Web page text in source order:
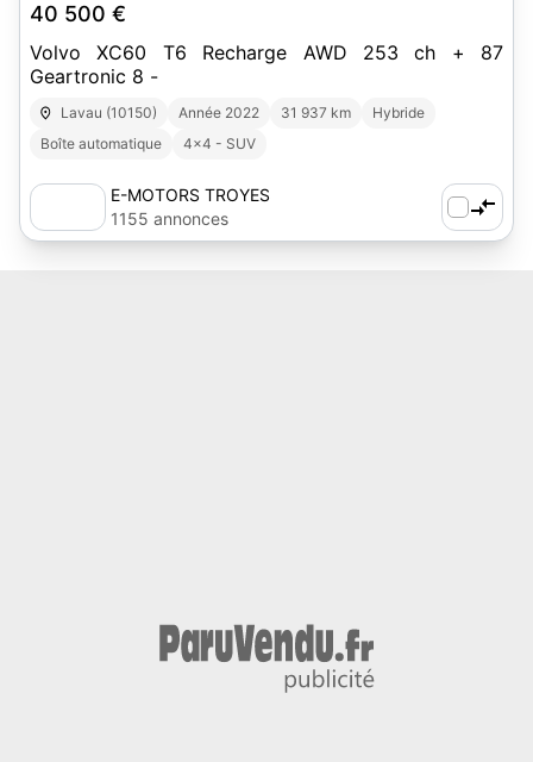
40 500 €
Volvo XC60 T6 Recharge AWD 253 ch + 87
Geartronic 8 -
Lavau (10150) Année 2022 31 937 km
Hybride
Boîte automatique
4x4 - SUV
E-MOTORS TROYES
1155 annonces